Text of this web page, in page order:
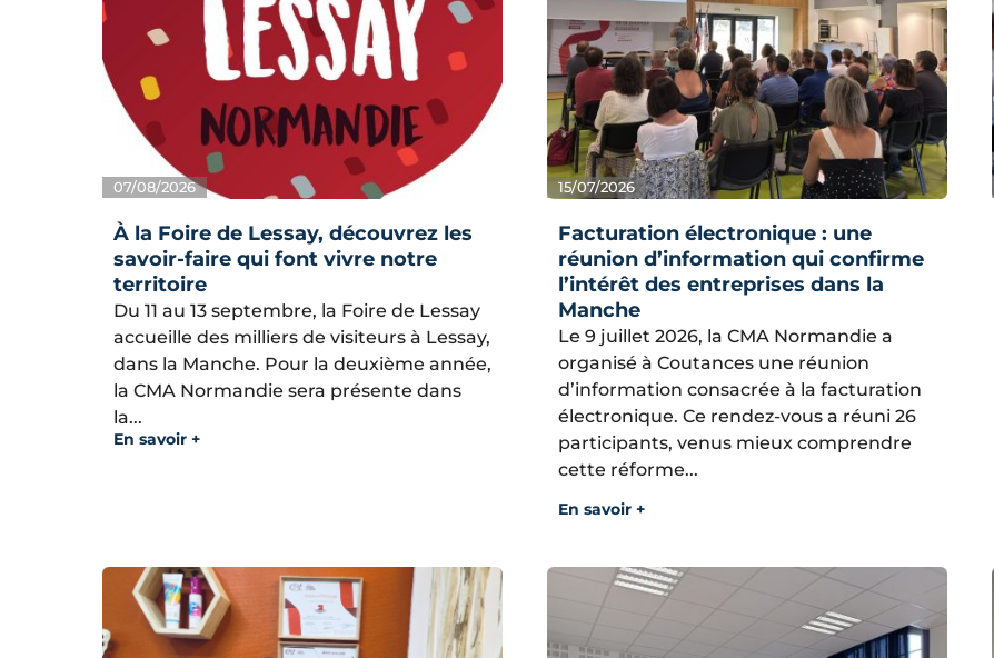
07/08/2026
À la Foire de Lessay, découvrez les
savoir-faire qui font vivre notre
territoire
Du 11 au 13 septembre, la Foire de Lessay
accueille des milliers de visiteurs à Lessay,
dans la Manche. Pour la deuxième année,
la CMA Normandie sera présente dans
la...
En savoir +
15/07/2026
Facturation électronique : une
réunion d’information qui confirme
l’intérêt des entreprises dans la
Manche
Le 9 juillet 2026, la CMA Normandie a
organisé à Coutances une réunion
d’information consacrée à la facturation
électronique. Ce rendez-vous a réuni 26
participants, venus mieux comprendre
cette réforme...
En savoir +